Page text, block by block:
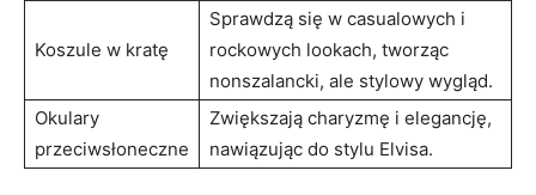
Koszule w kratę
Sprawdzą się w casualowych i
rockowych lookach, tworząc
nonszalancki, ale stylowy wygląd.
Okulary
przeciwsłoneczne
Zwiększają charyzmę i elegancję,
nawiązując do stylu Elvisa.